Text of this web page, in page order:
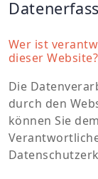
Wer ist
dieser Website?
Die
durch den
können Sie